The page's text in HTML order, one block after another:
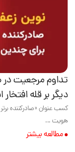
تداوم مرجعیت در
دیگر بر قله افتخار
کسب عنوان «صادرکننده
هویت ...
مطالعه بیشتر